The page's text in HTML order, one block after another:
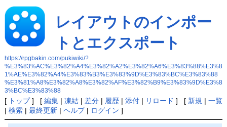
レイアウトのインポー
トとエクスポート
https://rpgbakin.com/pukiwiki/?
%E3%83%AC%E3%82%A4%E3%82%A2%E3%82%A6%E3%83%88%E3%8
1%AE%E3%82%A4%E3%83%B3%E3%83%9D%E3%83%BC%E3%83%88
%E3%81%A8%E3%82%A8%E3%82%AF%E3%82%B9%E3%83%9D%E3%8
3%BC%E3%83%88
[ トップ] [ 編集| 凍結| 差分| 履歴| 添付| リロード ] [ 新規 | 一覧
| 検索| 最終更新| ヘルプ| ログイン ]